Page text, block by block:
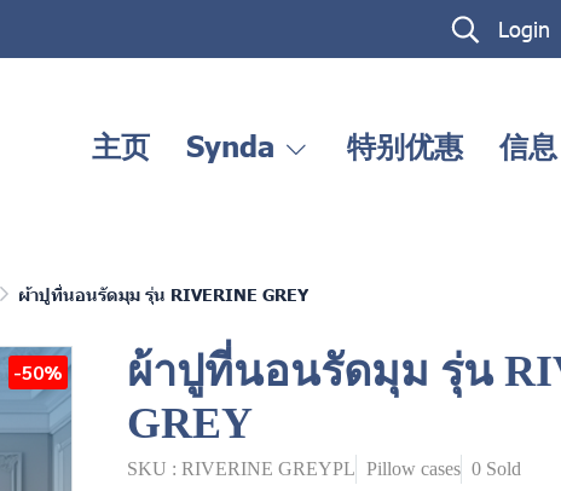
Login
主页 Synda 特别优惠 信息
ผ้าปูที่นอนรัดมุม รุ่น RIVERINE GREY
-50%
ผ้าปูที่นอนรัดมุม รุ่น
GREY
SKU : RIVERINE GREYPL Pillow cases 0 Sold